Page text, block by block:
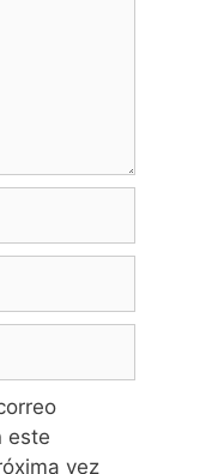
este
vez